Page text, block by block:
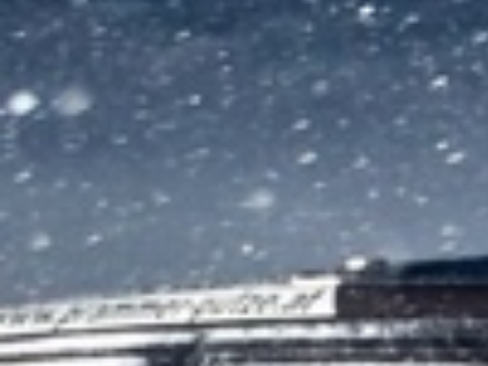
Partner
Rückblick
Live-Resultate
Jännerrallye APP
Gemeinden
Zimmernachweis
Rallyeshop
Tickets
Ticket AGB